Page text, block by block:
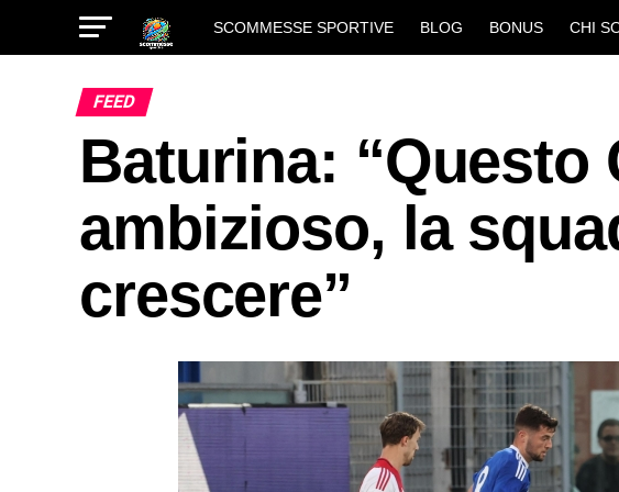
SCOMMESSE SPORTIVE BLOG BONUS CHI
FEED
Baturina: “Questo
ambizioso, la
crescere”